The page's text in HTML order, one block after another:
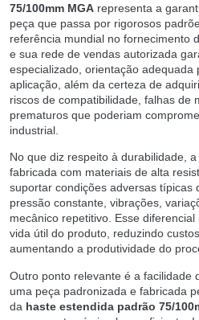
75/100mm MGA representa a
peça que passa por rigorosos
referência mundial no fornecimento
e sua rede de vendas autorizada
especializado, orientação adequada
aplicação, além da certeza de
riscos de compatibilidade, falhas de
prematuros que poderiam
industrial.
No que diz respeito à durabilidade, a
fabricada com materiais de alta
suportar condições adversas típicas
pressão constante, vibrações,
mecânico repetitivo. Esse
vida útil do produto, reduzindo
aumentando a produtividade do
Outro ponto relevante é a facilidade
uma peça padronizada e fabricada
da haste estendida padrão 75/